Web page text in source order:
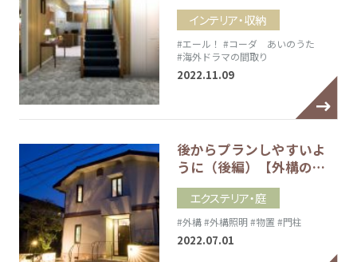
インテリア・収納
#エール！ #コーダ あいのうた
#海外ドラマの間取り
2022.11.09
後からプランしやすいよ
うに（後編）【外構の…
エクステリア・庭
#外構#外構照明 #物置 #門柱
2022.07.01